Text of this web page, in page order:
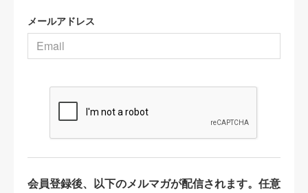
メールアドレス
会員登録後、以下のメルマガが配信されます。任意